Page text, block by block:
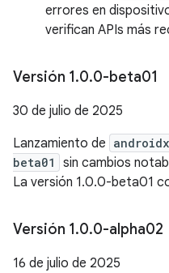
errores en
verifican APIs más
Versión 1.0.0-beta01
30 de julio de 2025
Lanzamiento de
beta01
sin cambios
La versión 1.0.0-beta01
Versión 1.0.0-alpha02
16 de julio de 2025